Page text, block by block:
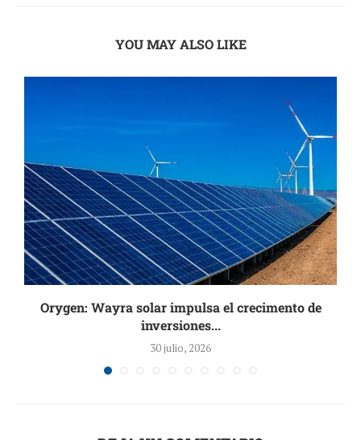
YOU MAY ALSO LIKE
Orygen: Wayra solar impulsa el crecimento de
inversiones...
30 julio, 2026